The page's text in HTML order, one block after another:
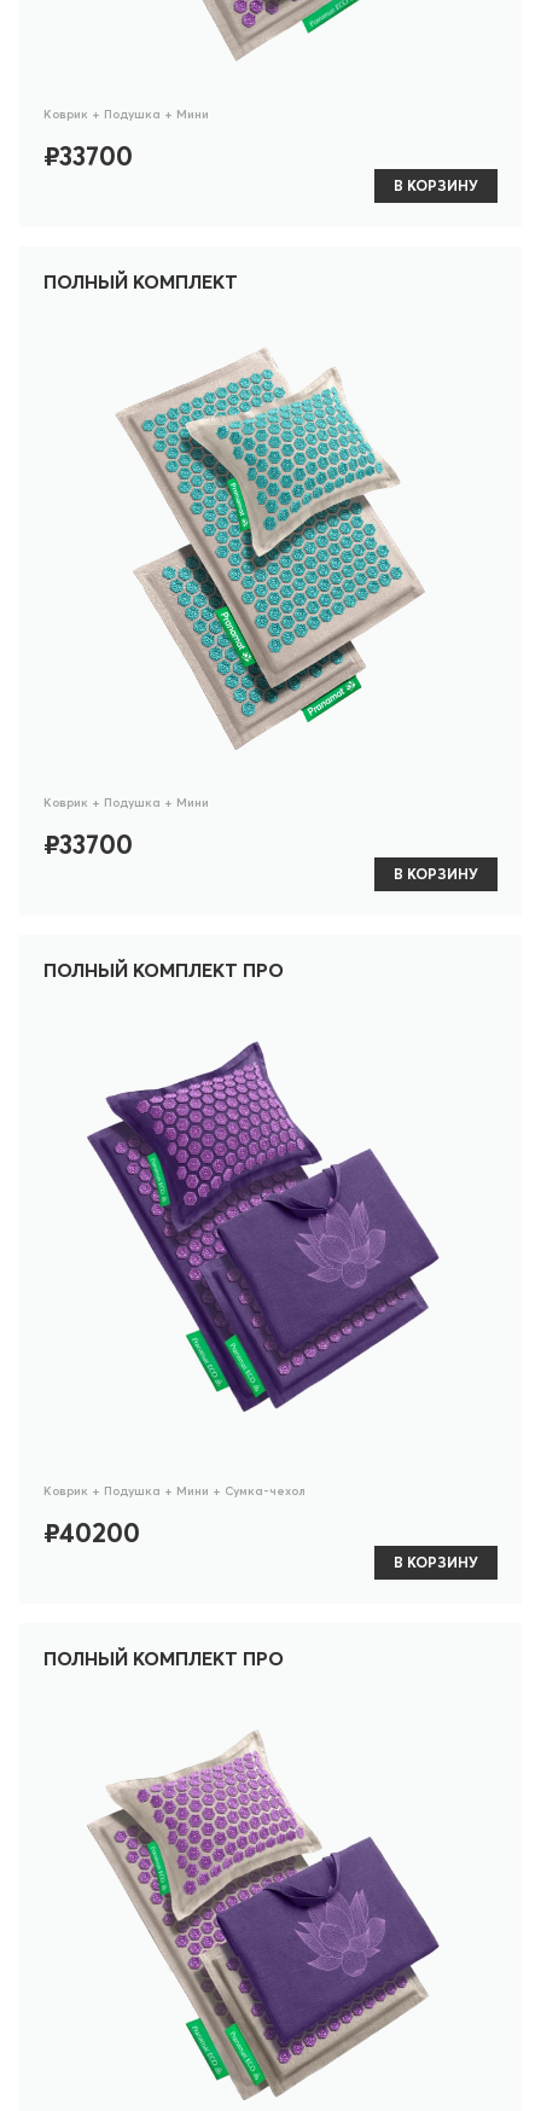
Коврик + Подушка + Мини
₽33700
В КОРЗИНУ
ПОЛНЫЙ КОМПЛЕКТ
Коврик + Подушка + Мини
₽33700
В КОРЗИНУ
ПОЛНЫЙ КОМПЛЕКТ ПРО
Коврик + Подушка + Мини + Сумка-чехол
₽40200
В КОРЗИНУ
ПОЛНЫЙ КОМПЛЕКТ ПРО